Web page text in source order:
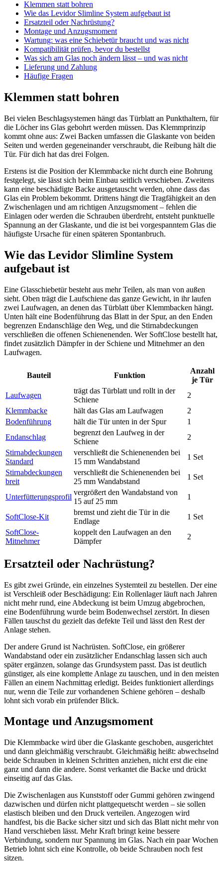
Klemmen statt bohren
Wie das Levidor Slimline System aufgebaut ist
Ersatzteil oder Nachrüstung?
Montage und Anzugsmoment
Wartung: was eine Schiebetür braucht und was nicht
Kompatibilität prüfen, bevor du bestellst
Was sich am Glas noch ändern lässt – und was nicht
Lieferung und Zahlung
Häufige Fragen
Klemmen statt bohren
Bei vielen Beschlagsystemen hängt das Türblatt an Punkthaltern, für
die Löcher ins Glas gebohrt werden müssen. Das Klemmprinzip
kommt ohne aus: Zwei Backen umfassen die Glaskante von beiden
Seiten und werden gegeneinander verschraubt, die Reibung hält die
Tür. Für dich hat das drei Folgen.
Erstens ist die Position der Klemmbacke nicht durch eine Bohrung
festgelegt, sie lässt sich beim Einbau seitlich verschieben. Zweitens
kann eine beschädigte Backe ausgetauscht werden, ohne dass das
Glas ein Problem bekommt. Drittens hängt die Tragfähigkeit an den
Zwischenlagen und am richtigen Anzugsmoment – fehlen die
Einlagen oder werden die Schrauben überdreht, entsteht punktuelle
Spannung an der Glaskante, und die ist bei vorgespanntem Glas die
häufigste Ursache für einen späteren Spontanbruch.
Wie das Levidor Slimline System
aufgebaut ist
Eine Glasschiebetür besteht aus mehr Teilen, als man von außen
sieht. Oben trägt die Laufschiene das ganze Gewicht, in ihr laufen
zwei Laufwagen, an denen das Türblatt über Klemmbacken hängt.
Unten hält eine Bodenführung das Blatt in der Spur, an den Enden
begrenzen Endanschläge den Weg, und die Stirnabdeckungen
verschließen die offenen Schienenenden. Wer SoftClose bestellt hat,
findet zusätzlich Dämpfer in der Schiene und Mitnehmer an den
Laufwagen.
Bauteil Funktion
Anzahl
je Tür
Laufwagen
trägt das Türblatt und rollt in der
Schiene
2
Klemmbacke
hält das Glas am Laufwagen
2
Bodenführung
hält die Tür unten in der Spur
1
Endanschlag
begrenzt den Laufweg in der
Schiene
2
Stirnabdeckungen
Standard
verschließt die Schienenenden bei
15 mm Wandabstand
1 Set
Stirnabdeckungen
breit
verschließt die Schienenenden bei
25 mm Wandabstand
1 Set
Unterfütterungsprofil
vergrößert den Wandabstand von
15 auf 25 mm
1
SoftClose-Kit
bremst und zieht die Tür in die
Endlage
1 Set
SoftClose-
Mitnehmer
koppelt den Laufwagen an den
Dämpfer
2
Ersatzteil oder Nachrüstung?
Es gibt zwei Gründe, ein einzelnes Systemteil zu bestellen. Der eine
ist Verschleiß oder Beschädigung: Ein Rollenlager läuft nach Jahren
nicht mehr rund, eine Abdeckung ist beim Umzug abgebrochen,
eine Bodenführung wurde beim Bodenwechsel zerstört. In diesen
Fällen tauschst du gezielt das defekte Teil und lässt den Rest der
Anlage stehen.
Der andere Grund ist Nachrüsten. SoftClose, ein größerer
Wandabstand oder ein zusätzlicher Endanschlag lassen sich auch
später ergänzen, solange das Grundsystem passt. Das ist deutlich
günstiger, als eine komplette Anlage zu tauschen, und in den meisten
Fällen an einem Nachmittag erledigt. Beides funktioniert allerdings
nur, wenn die Teile zur vorhandenen Schiene gehören – deshalb
lohnt sich vorab ein prüfender Blick.
Montage und Anzugsmoment
Die Klemmbacke wird über die Glaskante geschoben, ausgerichtet
und dann gleichmäßig verschraubt. Gleichmäßig heißt: abwechselnd
beide Schrauben in kleinen Schritten anziehen, nicht erst die eine
ganz und dann die andere. Sonst verkantet die Backe und drückt
einseitig auf das Glas.
Die Zwischenlagen aus Kunststoff oder Gummi gehören zwingend
dazwischen und dürfen nicht plattgequetscht werden – sie sollen
elastisch bleiben und den Druck verteilen. Angezogen wird
handfest, bis die Backe sicher sitzt und sich das Blatt nicht mehr von
Hand verschieben lässt. Mehr Kraft bringt keine bessere
Verbindung, sondern nur Spannung im Glas. Nach ein paar Wochen
Betrieb lohnt sich eine Kontrolle, ob beide Schrauben noch fest
sitzen.